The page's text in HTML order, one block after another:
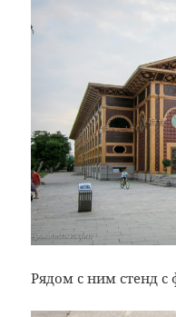
Рядом с ним стенд с